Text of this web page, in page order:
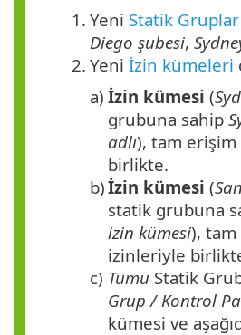
1. Yeni Statik Gruplar
Diego şubesi,
2. Yeni İzin kümeleri
a) İzin kümesi (
grubuna sahip
adlı), tam
birlikte.
b)İzin kümesi (
statik grubuna
izin kümesi),
izinleriyle
c) Tümü Statik
Grup / Kontrol
kümesi ve